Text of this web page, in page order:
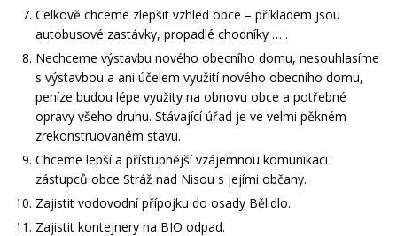
Celkově chceme zlepšit vzhled obce – příkladem jsou
autobusové zastávky, propadlé chodníky … .
Nechceme výstavbu nového obecního domu, nesouhlasíme
s výstavbou a ani účelem využití nového obecního domu,
peníze budou lépe využity na obnovu obce a potřebné
opravy všeho druhu. Stávající úřad je ve velmi pěkném
zrekonstruovaném stavu.
Chceme lepší a přístupnější vzájemnou komunikaci
zástupců obce Stráž nad Nisou s jejími občany.
Zajistit vodovodní přípojku do osady Bělidlo.
Zajistit kontejnery na BIO odpad.